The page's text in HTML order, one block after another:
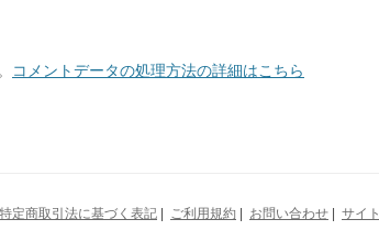
コメントデータの処理方法の詳細はこちら
特定商取引法に基づく表記 ご利用規約 お問い合わせ サイ